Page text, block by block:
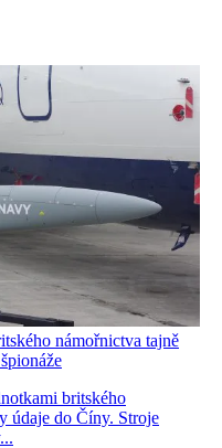
námořnictva tajně
britského
údaje do Číny. Stroje